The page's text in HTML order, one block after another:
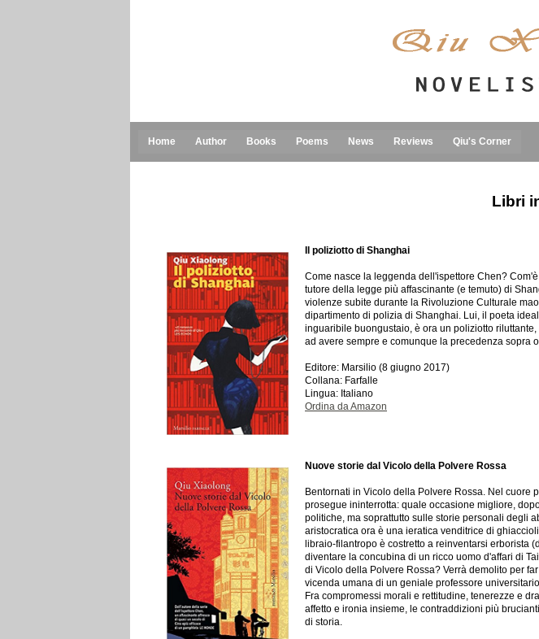
Home Author Books Poems News Reviews Qiu's Corner
Libri
Il poliziotto di Shanghai
Come nasce la leggenda dell'ispettore Chen?
tutore della legge più affascinante (e temuto) di
violenze subite durante la Rivoluzione Culturale
dipartimento di polizia di Shanghai. Lui, il poeta
inguaribile buongustaio, è ora un poliziotto
ad avere sempre e comunque la precedenza sopra
Editore: Marsilio (8 giugno 2017)
Collana: Farfalle
Lingua: Italiano
Ordina da Amazon
Nuove storie dal Vicolo della Polvere Rossa
Bentornati in Vicolo della Polvere Rossa. Nel cuore
prosegue ininterrotta: quale occasione migliore,
politiche, ma soprattutto sulle storie personali degli
aristocratica ora è una ieratica venditrice di
libraio-filantropo è costretto a reinventarsi erborista
diventare la concubina di un ricco uomo d'affari di
di Vicolo della Polvere Rossa? Verrà demolito per
vicenda umana di un geniale professore
Fra compromessi morali e rettitudine, tenerezze e
affetto e ironia insieme, le contraddizioni più
di storia.